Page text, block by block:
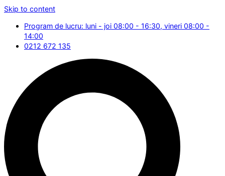
Skip to content
Program de lucru: luni - joi 08:00 - 16:30, vineri 08:00 -
14:00
0212 672 135